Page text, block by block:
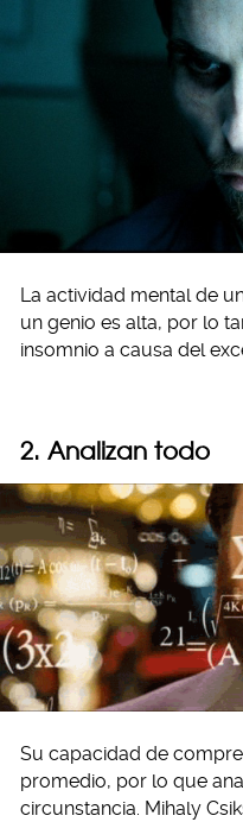
La actividad mental de
un genio es alta, por lo
insomnio a causa del
2. Analizan todo
Su capacidad de
promedio, por lo que
circunstancia. Mihaly